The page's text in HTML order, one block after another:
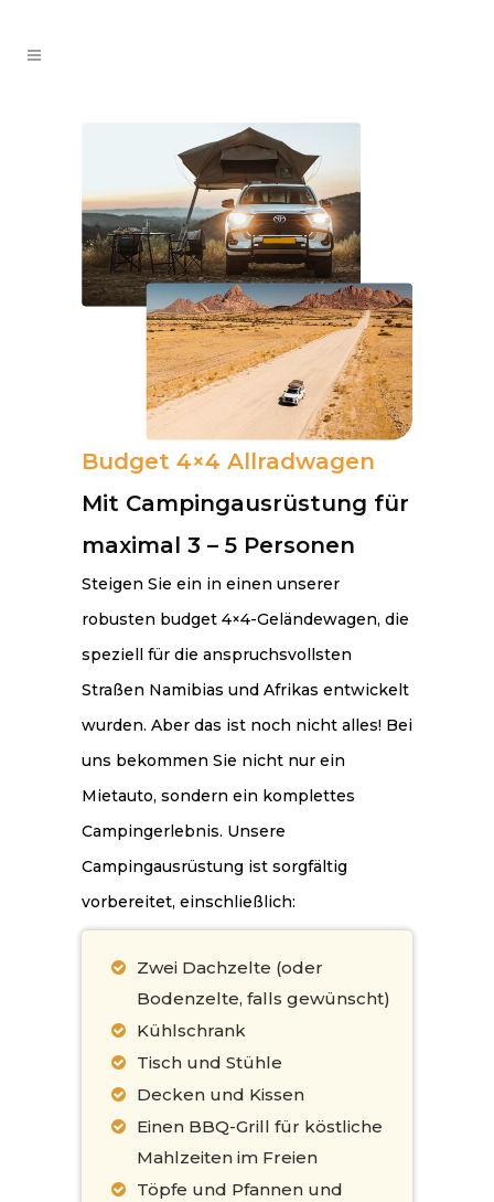
Budget 4×4 Allradwagen
Mit Campingausrüstung für
maximal 3 – 5 Personen
Steigen Sie ein in einen unserer
robusten budget 4×4-Geländewagen, die
speziell für die anspruchsvollsten
Straßen Namibias und Afrikas entwickelt
wurden. Aber das ist noch nicht alles! Bei
uns bekommen Sie nicht nur ein
Mietauto, sondern ein komplettes
Campingerlebnis. Unsere
Campingausrüstung ist sorgfältig
vorbereitet, einschließlich:
Zwei Dachzelte (oder
Bodenzelte, falls gewünscht)
Kühlschrank
Tisch und Stühle
Decken und Kissen
Einen BBQ-Grill für köstliche
Mahlzeiten im Freien
Töpfe und Pfannen und